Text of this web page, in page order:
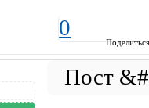
0